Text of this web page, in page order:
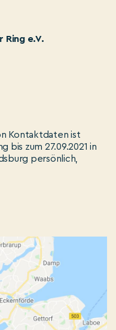
Ring e.V.
Kontaktdaten ist
bis zum 27.09.2021 in
persönlich,